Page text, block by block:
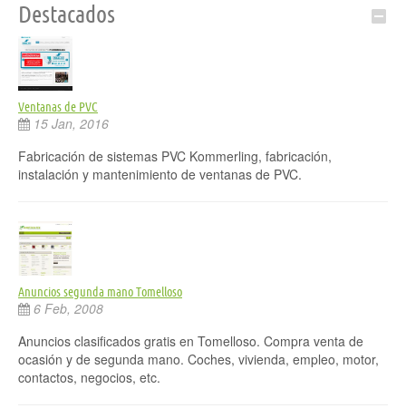
Destacados
Ventanas de PVC
15 Jan, 2016
Fabricación de sistemas PVC Kommerling, fabricación,
instalación y mantenimiento de ventanas de PVC.
Anuncios segunda mano Tomelloso
6 Feb, 2008
Anuncios clasificados gratis en Tomelloso. Compra venta de
ocasión y de segunda mano. Coches, vivienda, empleo, motor,
contactos, negocios, etc.